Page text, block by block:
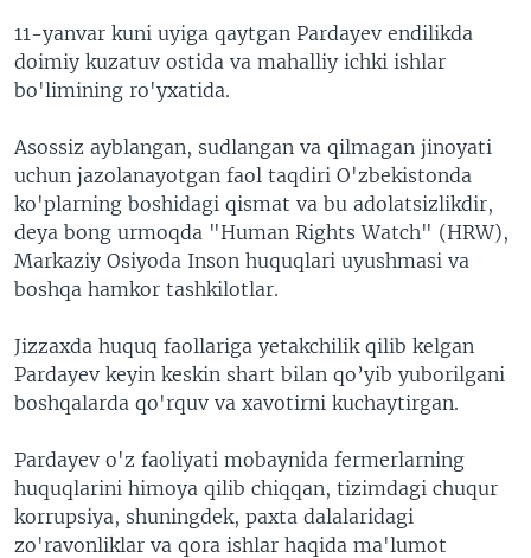
11-yanvar kuni uyiga qaytgan Pardayev endilikda
doimiy kuzatuv ostida va mahalliy ichki ishlar
bo'limining ro'yxatida.
Asossiz ayblangan, sudlangan va qilmagan jinoyati
uchun jazolanayotgan faol taqdiri O'zbekistonda
ko'plarning boshidagi qismat va bu adolatsizlikdir,
deya bong urmoqda "Human Rights Watch" (HRW),
Markaziy Osiyoda Inson huquqlari uyushmasi va
boshqa hamkor tashkilotlar.
Jizzaxda huquq faollariga yetakchilik qilib kelgan
Pardayev keyin keskin shart bilan qo’yib yuborilgani
boshqalarda qo'rquv va xavotirni kuchaytirgan.
Pardayev o'z faoliyati mobaynida fermerlarning
huquqlarini himoya qilib chiqqan, tizimdagi chuqur
korrupsiya, shuningdek, paxta dalalaridagi
zo'ravonliklar va qora ishlar haqida ma'lumot